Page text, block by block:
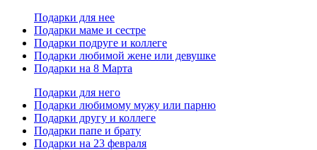
Подарки для нее
Подарки маме и сестре
Подарки подруге и коллеге
Подарки любимой жене или девушке
Подарки на 8 Марта
Подарки для него
Подарки любимому мужу или парню
Подарки другу и коллеге
Подарки папе и брату
Подарки на 23 февраля